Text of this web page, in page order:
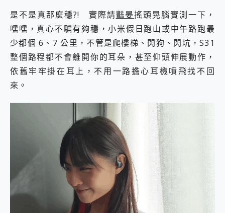
是不是真那麼穩?! 實際請豔晏搖頭晃腦實測一下，
嘿嘿，真心不騙有夠穩，小米假日跑山或中午路跑最
少都個 6、7 公里，不管是爬樓梯、閃狗、閃坑，S31
整個路程都不會離開你的耳朵，甚至仰頭伸展動作，
依舊牢牢掛在耳上，不用一路擔心耳機噴飛找不回
來。